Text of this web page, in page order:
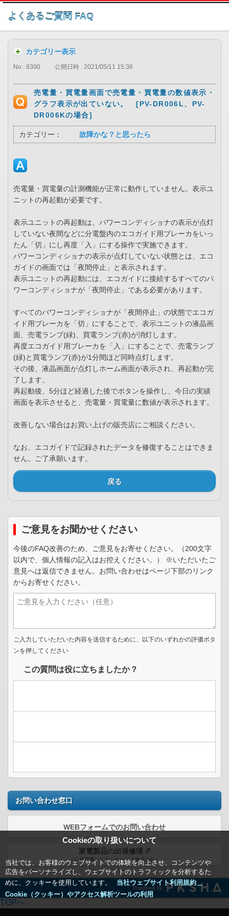
このページの本文へ
よくあるご質問 FAQ
Cookieの取り扱いについて
当社では、お客様のウェブサイトでの体験を向上させ、コンテンツや
広告をパーソナライズし、ウェブサイトのトラフィックを分析するた
めに、クッキーを使用しています。
当社ウェブサイト利用規約＿
Cookie（クッキー）やアクセス解析ツールの利用
カテゴリー表示
No : 8300 公開日時 : 2021/05/11 15:36
売電量・買電量画面で売電量・買電量の数値表示・
グラフ表示が出ていない。 [PV-DR006L、PV-
DR006Kの場合]
カテゴリー： 故障かな？と思ったら
売電量・買電量の計測機能が正常に動作していません。表示ユ
ニットの再起動が必要です。
表示ユニットの再起動は、パワーコンディショナの表示が点灯
していない夜間などに分電盤内のエコガイド用ブレーカをいっ
たん「切」にし再度「入」にする操作で実施できます。
パワーコンディショナの表示が点灯していない状態とは、エコ
ガイドの画面では「夜間停止」と表示されます。
表示ユニットの再起動には、エコガイドに接続するすべてのパ
ワーコンディショナが「夜間停止」である必要があります。
すべてのパワーコンディショナが「夜間停止」の状態でエコガ
イド用ブレーカを「切」にすることで、表示ユニットの液晶画
面、売電ランプ(緑)、買電ランプ(赤)が消灯します。
再度エコガイド用ブレーカを「入」にすることで、売電ランプ
(緑)と買電ランプ(赤)が1分間ほど同時点灯します。
その後、液晶画面が点灯しホーム画面が表示され、再起動が完
了します。
再起動後、5分ほど経過した後でボタンを操作し、今日の実績
画面を表示させると、売電量・買電量に数値が表示されます。
改善しない場合はお買い上げの販売店にご相談ください。
なお、エコガイドで記録されたデータを修復することはできま
せん。ご了承願います。
戻る
ご意見をお聞かせください
今後のFAQ改善のため、ご意見をお寄せください。（200文字
以内で、個人情報の記入はお控えください。） ※いただいたご
意見へは返信できません。お問い合わせはページ下部のリンク
からお寄せください。
ご入力していただいた内容を送信するために、以下のいずれかの評価ボタ
ンを押してください
この質問は役に立ちましたか？
お問い合わせ窓口
WEBフォームでのお問い合わせ
家電製品の出張修理
（三菱電機システムサービス株式会社）
Powered by
TOPへ